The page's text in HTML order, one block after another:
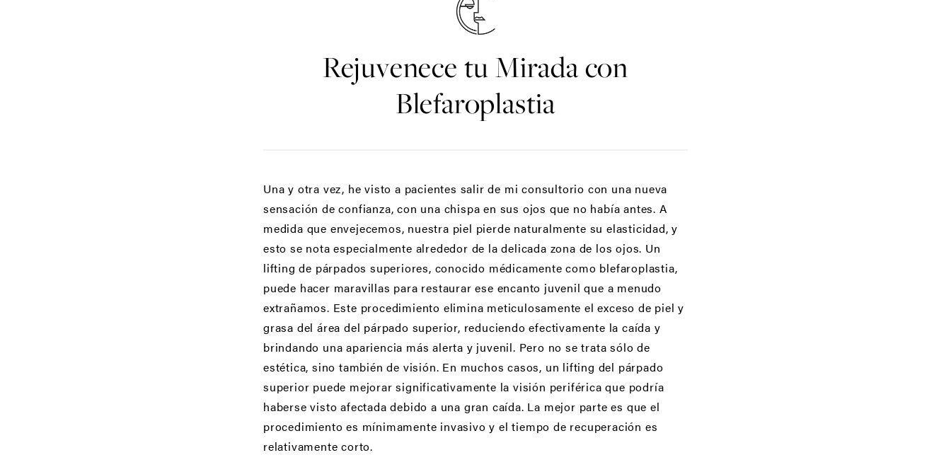
Rejuvenece tu Mirada con
Blefaroplastia
Una y otra vez, he visto a pacientes salir de mi consultorio con una nueva
sensación de confianza, con una chispa en sus ojos que no había antes. A
medida que envejecemos, nuestra piel pierde naturalmente su elasticidad, y
esto se nota especialmente alrededor de la delicada zona de los ojos. Un
lifting de párpados superiores, conocido médicamente como blefaroplastia,
puede hacer maravillas para restaurar ese encanto juvenil que a menudo
extrañamos. Este procedimiento elimina meticulosamente el exceso de piel y
grasa del área del párpado superior, reduciendo efectivamente la caída y
brindando una apariencia más alerta y juvenil. Pero no se trata sólo de
estética, sino también de visión. En muchos casos, un lifting del párpado
superior puede mejorar significativamente la visión periférica que podría
haberse visto afectada debido a una gran caída. La mejor parte es que el
procedimiento es mínimamente invasivo y el tiempo de recuperación es
relativamente corto.